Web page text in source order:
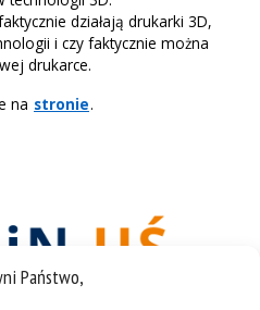
Państwo,
działają drukarki 3D,
i czy faktycznie można
drukarce.
na stronie.